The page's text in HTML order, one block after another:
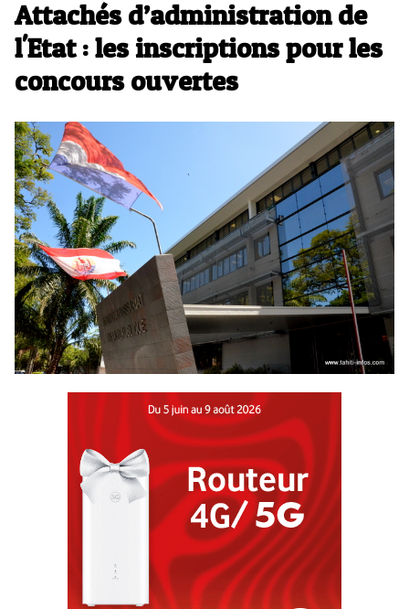
Attachés d’administration de
l'Etat : les inscriptions pour les
concours ouvertes